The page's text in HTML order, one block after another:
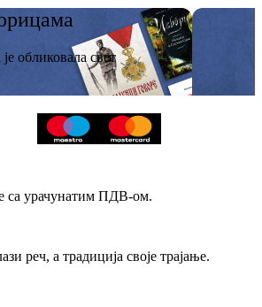
обликовала свет
са урачунатим ПДВ-ом.
реч, а традиција своје трајање.